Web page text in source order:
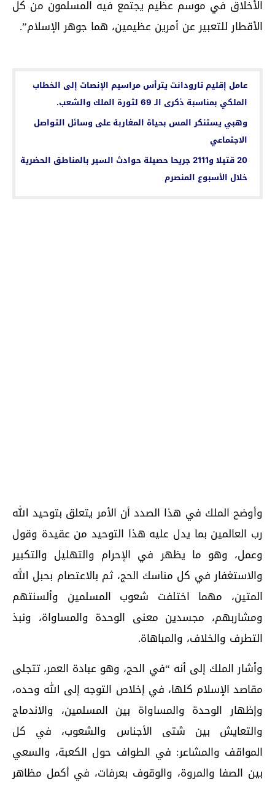
الأخلاق في موسم عظيم يجتمع فيه المسلمون من كل
الأقطار للتعبير عن أمرين عظيمين، هما جوهر الإسلام”.
عامل إقليم تارودانت يترأس مراسيم الإنصات إلى الخطاب
الملكي بمناسبة ذكرى الـ 69 لثورة الملك والشعب.
وهبي يستنكر المس بحياة المغاربة على وسائل التواصل
الاجتماعي
20 قتيلا و2111 جريحا حصيلة حوادث السير بالمناطق الحضرية
خلال الأسبوع المنصرم
وأوضح الملك في هذا الصدد أن الأمر يتعلق بتوحيد الله
رب العالمين بما يدل عليه هذا التوحيد من عقيدة وقول
وعمل، وهو ما يظهر في الإحرام والتهليل والتكبير
والاستغفار في كل مناسك الحج، ثم بالاعتصام بحبل الله
المتين، مهما اختلفت شعوب المسلمين وألسنتهم
ومشاربهم، مجسدين معنى الوحدة والمساواة، ونبذ
التطرف والخلاف، والمباهاة.
وأشار الملك إلى أنه “في الحج، وهو عبادة العمر، تتجلى
مقاصد الإسلام كلها، في إخلاص التوجه إلى الله وحده،
وإظهار الوحدة والمساواة بين المسلمين، والاندماج
والتعايش بين شتى الأجناس والشعوب، في كل
المواقف والمشاعر: في الطواف حول الكعبة، والسعي
بين الصفا والمروة، والوقوف بعرفات، في أكمل مظاهر